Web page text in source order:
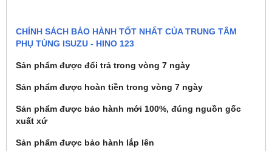
CHÍNH SÁCH BẢO HÀNH TỐT NHẤT CỦA TRUNG TÂM
PHỤ TÙNG ISUZU - HINO 123
Sản phẩm được đổi trả trong vòng 7 ngày
Sản phẩm được hoàn tiền trong vòng 7 ngày
Sản phẩm được bảo hành mới 100%, đúng nguồn gốc
xuất xứ
Sản phẩm được bảo hành lắp lên